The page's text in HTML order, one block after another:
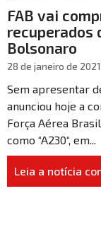
FAB vai
recuperados
Bolsonaro
28 de janeiro de 2021
Sem apresentar
anunciou hoje a
Força Aérea
como “A230“, em...
Leia a notícia